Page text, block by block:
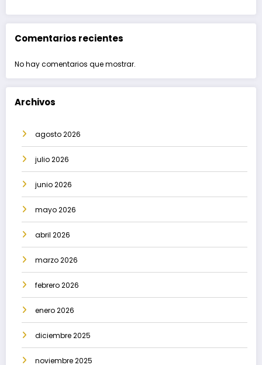
Comentarios recientes
No hay comentarios que mostrar.
Archivos
agosto 2026
julio 2026
junio 2026
mayo 2026
abril 2026
marzo 2026
febrero 2026
enero 2026
diciembre 2025
noviembre 2025